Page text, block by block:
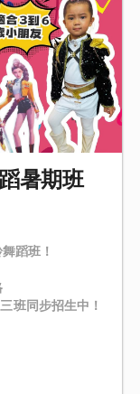
暑期班
蹈班！
班同步招生中！